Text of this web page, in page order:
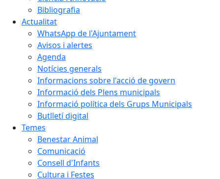
Bibliografia
Actualitat
WhatsApp de l'Ajuntament
Avisos i alertes
Agenda
Notícies generals
Informacions sobre l'acció de govern
Informació dels Plens municipals
Informació política dels Grups Municipals
Butlletí digital
Temes
Benestar Animal
Comunicació
Consell d'Infants
Cultura i Festes